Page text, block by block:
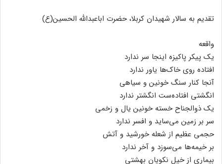
تقدیم به سالار شهیدان کربلا، حضرت اباعبدالله الحسین(ع)
واقعه
یک پیکر پاکیزه اینجا سر ندارد
افتاده روی خاک‌ها یاور ندارد
آنجا کنار سنگ خونین و سیاهی
انگشتی افتاده‌ست انگشتر ندارد
یک ذوالجناح خسته خونین یال و زخمی
سر بر زمین می‌ساید و افسر ندارد
حجمی عظیم از شعله خورشید و آتش
بر خیمه‌ها می‌سوزد و آخر ندارد
بیماری از خیل نکویان بهشتی